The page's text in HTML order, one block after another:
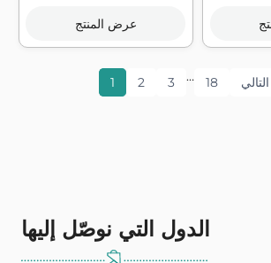
عرض المنتج
1 2 3 … 18
الدول التي نوصّل إليها